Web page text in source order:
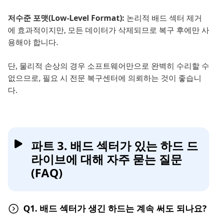
저수준 포맷(Low-Level Format): 논리적 배드 섹터 제거
에 효과적이지만, 모든 데이터가 삭제되므로 복구 후에만 사
용해야 합니다.
단, 물리적 손상의 경우 소프트웨어만으로 완벽히 수리할 수
없으므로, 필요 시 전문 복구센터에 의뢰하는 것이 좋습니
다.
파트 3. 배드 섹터가 있는 하드 드
라이브에 대해 자주 묻는 질문
(FAQ)
Q1. 배드 섹터가 생긴 하드는 계속 써도 되나요?